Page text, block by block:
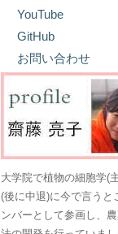
YouTube
GitHub
お問い合わせ
大学院で植物の細胞学(
(後に中退)に今で言うと
ンバーとして参画し、